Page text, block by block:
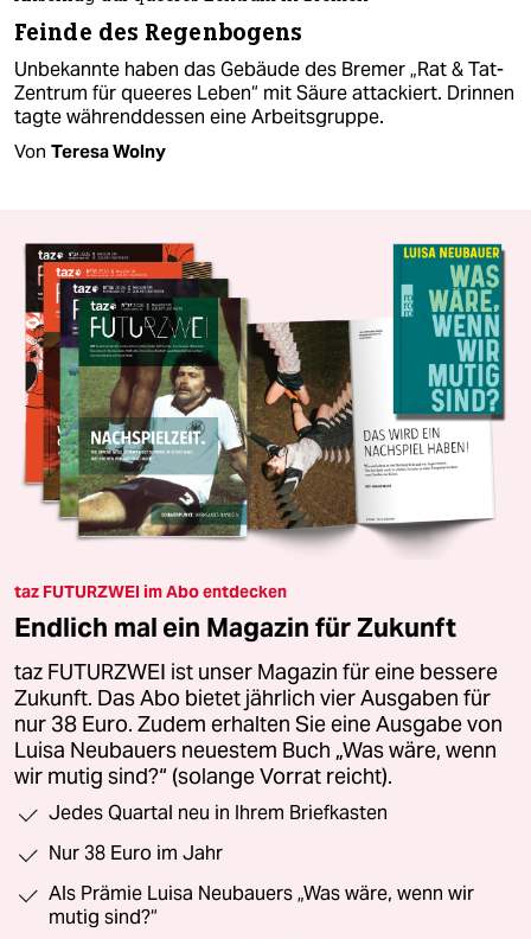
Feinde des Regenbogens
Unbekannte haben das Gebäude des Bremer „Rat & Tat-
Zentrum für queeres Leben“ mit Säure attackiert. Drinnen
tagte währenddessen eine Arbeitsgruppe.
Von Teresa Wolny
taz FUTURZWEI im Abo entdecken
Endlich mal ein Magazin für Zukunft
taz FUTURZWEI ist unser Magazin für eine bessere
Zukunft. Das Abo bietet jährlich vier Ausgaben für
nur 38 Euro. Zudem erhalten Sie eine Ausgabe von
Luisa Neubauers neuestem Buch „Was wäre, wenn
wir mutig sind?“ (solange Vorrat reicht).
Jedes Quartal neu in Ihrem Briefkasten
Nur 38 Euro im Jahr
Als Prämie Luisa Neubauers „Was wäre, wenn wir
mutig sind?“